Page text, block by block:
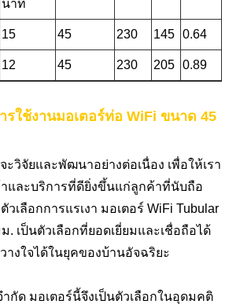
นาที
15 45 230 145 0.64
12 45 230 205 0.89
ใช้งานมอเตอร์ท่อ WiFi ขนาด 45
ะวิจัยและพัฒนาอย่างต่อเนื่อง เพื่อให้เรา
และบริการที่ดียิ่งขึ้นแก่ลูกค้าที่นับถือ
วเลือกการแรเงา มอเตอร์ WiFi Tubular
. เป็นตัวเลือกที่ยอดเยี่ยมและเชื่อถือได้
งใจได้ในยุคของบ้านอัจฉริยะ
กัด มอเตอร์นี้จึงเป็นตัวเลือกในอุดมคติ